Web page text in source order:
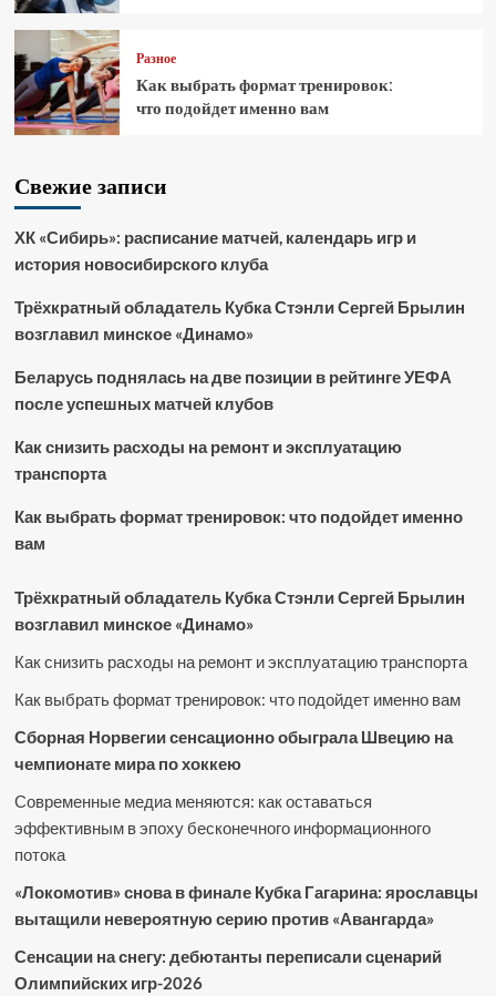
Разное
Как выбрать формат тренировок:
что подойдет именно вам
Свежие записи
ХК «Сибирь»: расписание матчей, календарь игр и
история новосибирского клуба
Трёхкратный обладатель Кубка Стэнли Сергей Брылин
возглавил минское «Динамо»
Беларусь поднялась на две позиции в рейтинге УЕФА
после успешных матчей клубов
Как снизить расходы на ремонт и эксплуатацию
транспорта
Как выбрать формат тренировок: что подойдет именно
вам
Трёхкратный обладатель Кубка Стэнли Сергей Брылин
возглавил минское «Динамо»
Как снизить расходы на ремонт и эксплуатацию транспорта
Как выбрать формат тренировок: что подойдет именно вам
Сборная Норвегии сенсационно обыграла Швецию на
чемпионате мира по хоккею
Современные медиа меняются: как оставаться
эффективным в эпоху бесконечного информационного
потока
«Локомотив» снова в финале Кубка Гагарина: ярославцы
вытащили невероятную серию против «Авангарда»
Сенсации на снегу: дебютанты переписали сценарий
Олимпийских игр-2026